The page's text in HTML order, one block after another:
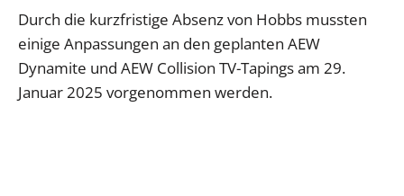
Durch die kurzfristige Absenz von Hobbs mussten
einige Anpassungen an den geplanten AEW
Dynamite und AEW Collision TV-Tapings am 29.
Januar 2025 vorgenommen werden.